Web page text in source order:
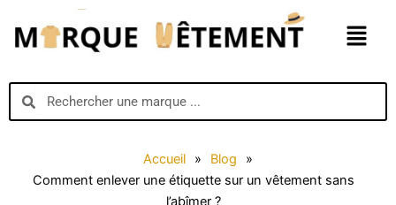
contenu
Menu
SearchSearch
Accueil » Blog
»
Comment enlever une étiquette sur un vêtement sans